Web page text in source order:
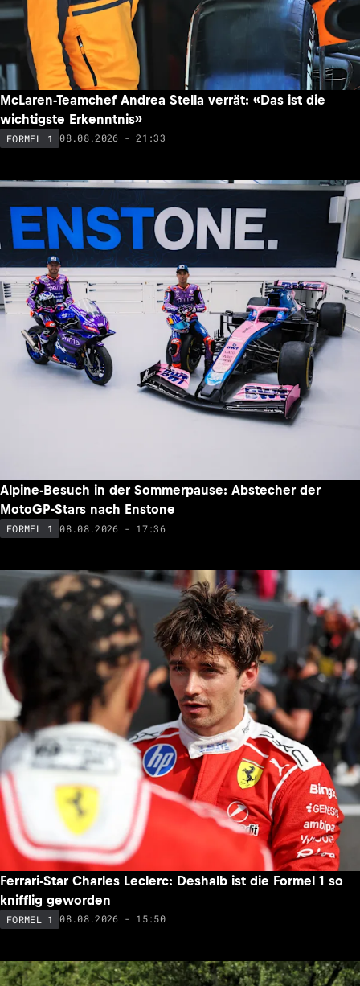
McLaren-Teamchef Andrea Stella verrät: «Das ist die
wichtigste Erkenntnis»
FORMEL 1 08.08.2026 - 21:33
Alpine-Besuch in der Sommerpause: Abstecher der
MotoGP-Stars nach Enstone
FORMEL 1 08.08.2026 - 17:36
Ferrari-Star Charles Leclerc: Deshalb ist die Formel 1 so
knifflig geworden
FORMEL 1 08.08.2026 - 15:50